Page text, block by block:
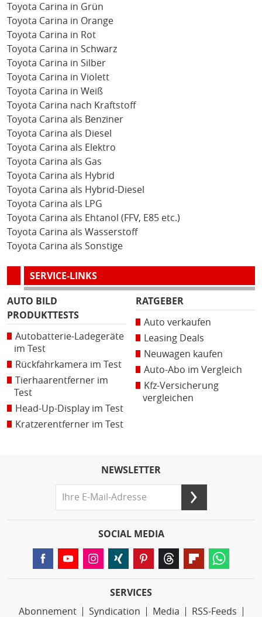
Toyota Carina in Grün
Toyota Carina in Orange
Toyota Carina in Rot
Toyota Carina in Schwarz
Toyota Carina in Silber
Toyota Carina in Violett
Toyota Carina in Weiß
Toyota Carina nach Kraftstoff
Toyota Carina als Benziner
Toyota Carina als Diesel
Toyota Carina als Elektro
Toyota Carina als Gas
Toyota Carina als Hybrid
Toyota Carina als Hybrid-Diesel
Toyota Carina als LPG
Toyota Carina als Ehtanol (FFV, E85 etc.)
Toyota Carina als Wasserstoff
Toyota Carina als Sonstige
SERVICE-LINKS
AUTO BILD
PRODUKTTESTS
Autobatterie-Ladegeräte
im Test
Rückfahrkamera im Test
Tierhaarentferner im
Test
Head-Up-Display im Test
Kratzerentferner im Test
RATGEBER
Auto verkaufen
Leasing Deals
Neuwagen kaufen
Auto-Abo im Vergleich
Kfz-Versicherung
vergleichen
NEWSLETTER
SOCIAL MEDIA
SERVICES
Abonnement
Syndication Media
RSS-Feeds